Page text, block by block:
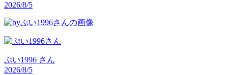
2026/8/5
ぷい1996 さん
2026/8/5